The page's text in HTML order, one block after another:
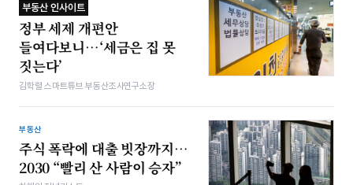
부동산 인사이트
정부 세제 개편안
들여다보니…‘세금은 집 못
짓는다’
김학렬 스마트튜브 부동산조사연구소장
부동산
주식 폭락에 대출 빗장까지…
2030 “빨리 산 사람이 승자”